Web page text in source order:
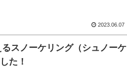
2023.06.07
スノーケリング（シュノーケ
た！